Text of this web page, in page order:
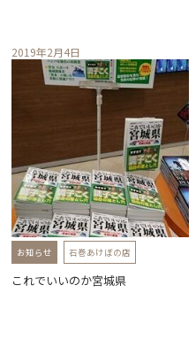
2019年2月4日
お知らせ 石巻あけぼの店
これでいいのか宮城県